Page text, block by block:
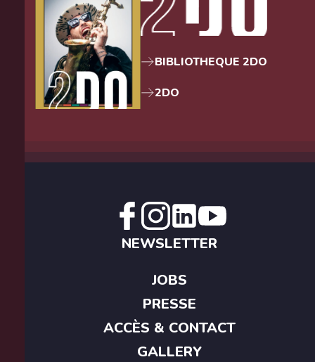
BIBLIOTHEQUE 2DO
2DO
NEWSLETTER
JOBS
PRESSE
ACCÈS & CONTACT
GALLERY